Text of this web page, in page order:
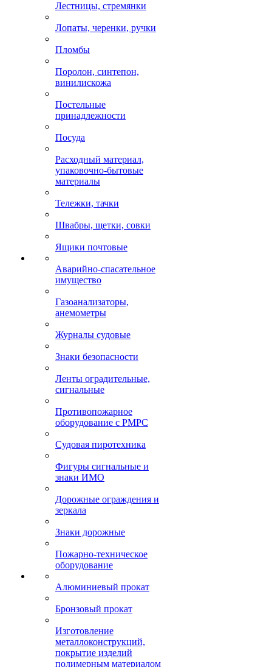
Лестницы, стремянки
Лопаты, черенки, ручки
Пломбы
Поролон, синтепон,
винилискожа
Постельные
принадлежности
Посуда
Расходный материал,
упаковочно-бытовые
материалы
Тележки, тачки
Швабры, щетки, совки
Ящики почтовые
Аварийно-спасательное
имущество
Газоанализаторы,
анемометры
Журналы судовые
Знаки безопасности
Ленты оградительные,
сигнальные
Противопожарное
оборудование с РМРС
Судовая пиротехника
Фигуры сигнальные и
знаки ИМО
Дорожные ограждения и
зеркала
Знаки дорожные
Пожарно-техническое
оборудование
Алюминиевый прокат
Бронзовый прокат
Изготовление
металлоконструкций,
покрытие изделий
полимерным материалом